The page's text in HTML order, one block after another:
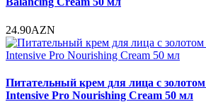
24.90AZN
Питательный крем для лица с
Intensive Pro Nourishing Cream 50 мл